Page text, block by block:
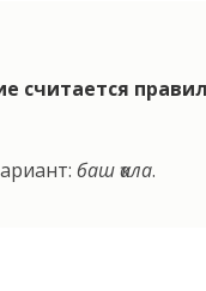
считается
баш ҡала.